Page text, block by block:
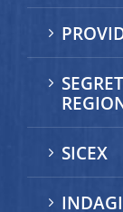
5
5
5 SICEX
5